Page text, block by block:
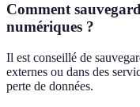
Comment
numériques ?
Il est conseillé de
externes ou dans des
perte de données.